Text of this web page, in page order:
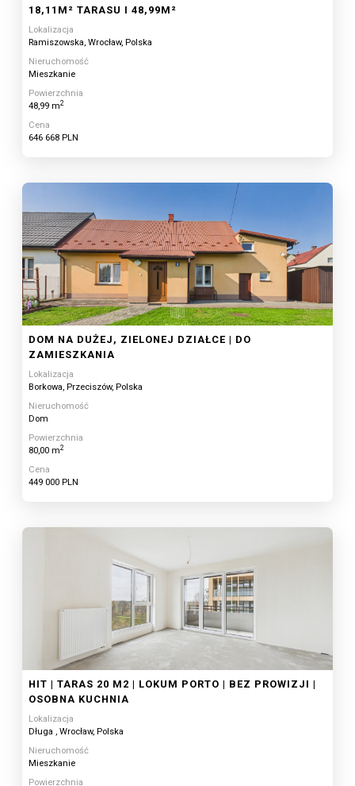
18,11M² TARASU I 48,99M²
Lokalizacja
Ramiszowska, Wrocław, Polska
Nieruchomość
Mieszkanie
Powierzchnia
48,99 m2
Cena
646 668 PLN
DOM NA DUŻEJ, ZIELONEJ DZIAŁCE | DO
ZAMIESZKANIA
Lokalizacja
Borkowa, Przeciszów, Polska
Nieruchomość
Dom
Powierzchnia
80,00 m2
Cena
449 000 PLN
HIT | TARAS 20 M2 | LOKUM PORTO | BEZ PROWIZJI |
OSOBNA KUCHNIA
Lokalizacja
Długa , Wrocław, Polska
Nieruchomość
Mieszkanie
Powierzchnia